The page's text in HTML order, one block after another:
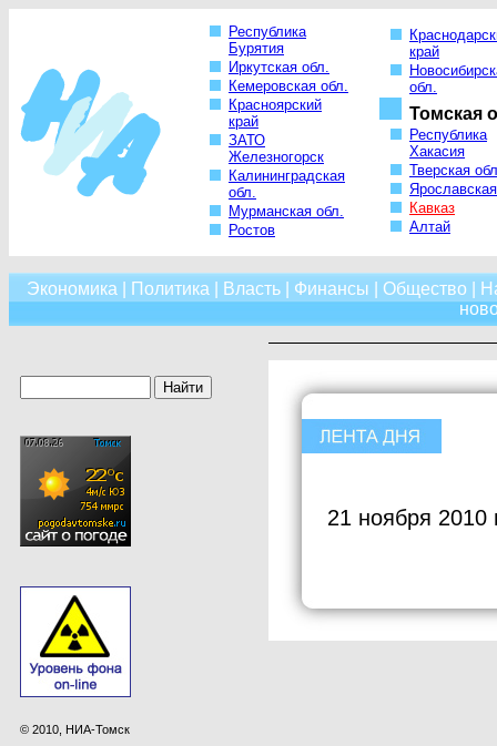
Республика
Бурятия
Иркутская обл.
Кемеровская обл.
Красноярский
край
ЗАТО
Железногорск
Калининградская
обл.
Мурманская обл.
Ростов
край
обл.
Томская
Республика
Хакасия
Тверская
Кавказ
Алтай
Экономика Политика Власть| Финансы Общество
© 2010, НИА-Томск
21 ноября 2010